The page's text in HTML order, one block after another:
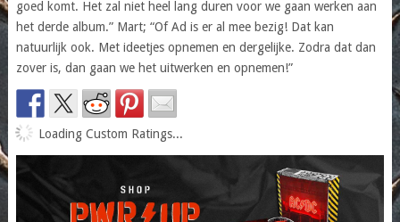
goed komt. Het zal niet heel lang duren voor we gaan werken aan
het derde album.” Mart; “Of Ad is er al mee bezig! Dat kan
natuurlijk ook. Met ideetjes opnemen en dergelijke. Zodra dat dan
zover is, dan gaan we het uitwerken en opnemen!”
Loading Custom Ratings...